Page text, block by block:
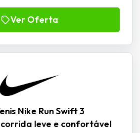
Ver Oferta
Nike Run Swift 3
leve e confortável